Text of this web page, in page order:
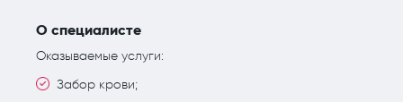
О специалисте
Оказываемые услуги:
Забор крови;